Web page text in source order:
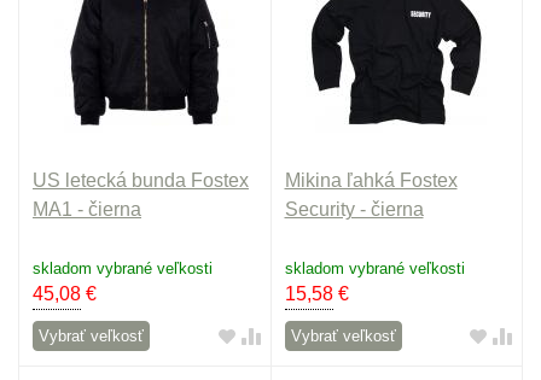
US letecká bunda Fostex
MA1 - čierna
skladom vybrané veľkosti
45,08 €
Vybrať veľkosť
Mikina ľahká Fostex
Security - čierna
skladom vybrané veľkosti
15,58€
Vybrať veľkosť